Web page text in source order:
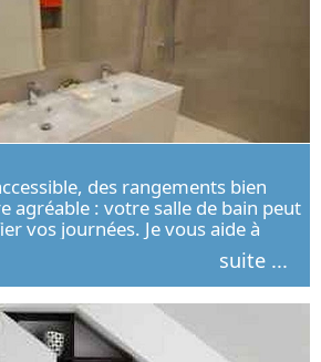
des rangements bien
agréable : votre salle de bain peut
vos journées. Je vous aide à
élégant, confortable et adapté à
suite ...